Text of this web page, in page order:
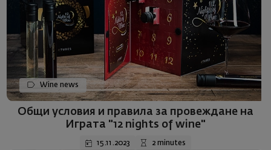
Wine news
Общи условия и правила за провеждане на
Играта "12 nights of wine"
15.11.2023 2 minutes